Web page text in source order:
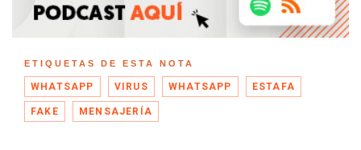
ETIQUETAS DE ESTA NOTA
WHATSAPP VIRUS WHATSAPP ESTAFA
FAKE MENSAJERÍA